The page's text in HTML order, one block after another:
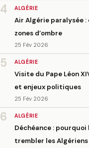
4 ALGÉRIE
Air Algérie paralysée
zones d’ombre
25 Fév 2026
5 ALGÉRIE
Visite du Pape Léon
et enjeux politiques
25 Fév 2026
6 ALGÉRIE
Déchéance :
trembler les Algériens